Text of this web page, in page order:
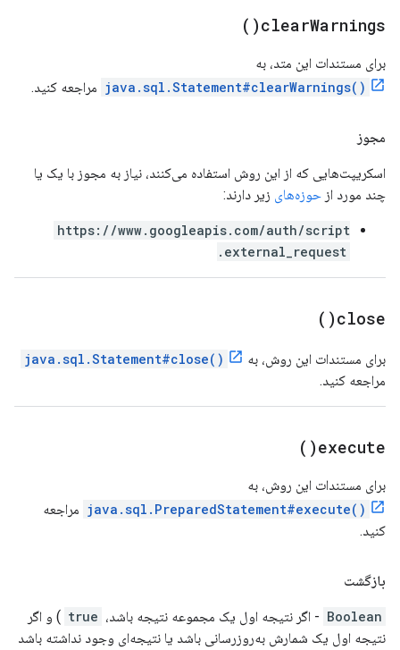
clearWarnings(
)
برای مستندات این متد، به
java.sql.Statement#clearWarnings() مراجعه کنید.
مجوز
اسکریپت‌هایی که از این روش استفاده می‌کنند، نیاز به مجوز با یک یا
چند مورد از حوزه‌های زیر دارند:
https://www.googleapis.com/auth/script
.external_request
close(
)
برای مستندات این روش، به
java.sql.Statement#close()
مراجعه کنید.
execute(
)
برای مستندات این روش، به
java.sql.PreparedStatement#execute() مراجعه
کنید.
بازگشت
Boolean - اگر نتیجه اول یک مجموعه نتیجه باشد، true ) و اگر
نتیجه اول یک شمارش به‌روزرسانی باشد یا نتیجه‌ای وجود نداشته باشد